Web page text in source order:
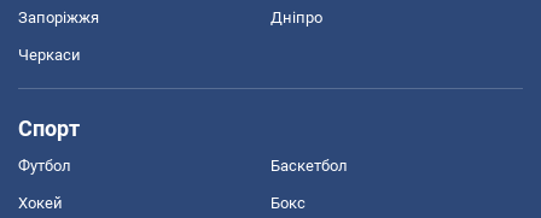
Запоріжжя Дніпро
Черкаси
Спорт
Футбол Баскетбол
Хокей Бокс